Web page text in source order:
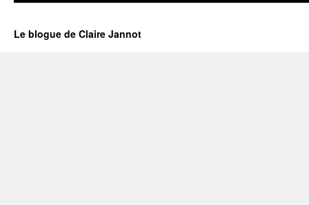
Le blogue de Claire Jannot